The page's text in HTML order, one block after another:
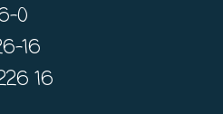
0
16
16